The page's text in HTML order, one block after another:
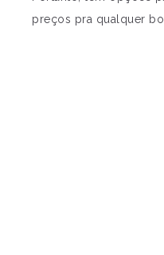
preços pra qualquer